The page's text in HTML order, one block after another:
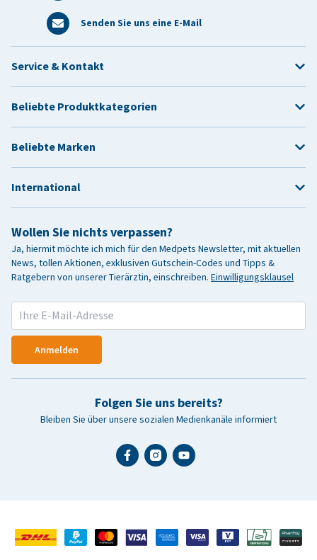
Senden Sie uns eine E-Mail
Wollen Sie nichts verpassen?
Ja, hiermit möchte ich mich für den Medpets Newsletter, mit aktuellen
News, tollen Aktionen, exklusiven Gutschein-Codes und Tipps &
Ratgebern von unserer Tierärztin, einschreiben. Einwilligungsklausel
Anmelden
Folgen Sie uns bereits?
Bleiben Sie über unsere sozialen Medienkanäle informiert
Service & Kontakt
Beliebte Produktkategorien
Beliebte Marken
International